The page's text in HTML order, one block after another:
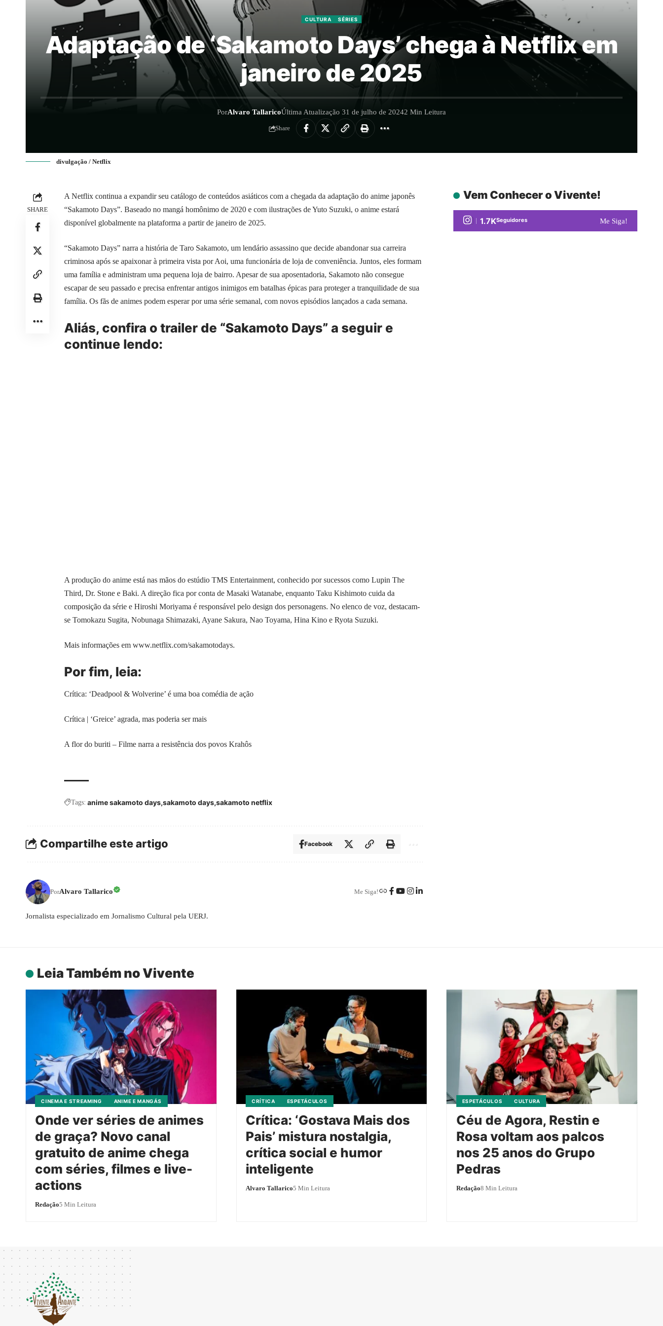
CULTURA SÉRIES
Adaptação de ‘Sakamoto Days’ chega à Netflix em
janeiro de 2025
PorAlvaro TallaricoÚltima Atualização 31 de julho de 20242 Min Leitura
Share
divulgação / Netflix
SHARE
A Netflix continua a expandir seu catálogo de conteúdos asiáticos com a chegada da adaptação do anime japonês
“Sakamoto Days”. Baseado no mangá homônimo de 2020 e com ilustrações de Yuto Suzuki, o anime estará
disponível globalmente na plataforma a partir de janeiro de 2025.
“Sakamoto Days” narra a história de Taro Sakamoto, um lendário assassino que decide abandonar sua carreira
criminosa após se apaixonar à primeira vista por Aoi, uma funcionária de loja de conveniência. Juntos, eles formam
uma família e administram uma pequena loja de bairro. Apesar de sua aposentadoria, Sakamoto não consegue
escapar de seu passado e precisa enfrentar antigos inimigos em batalhas épicas para proteger a tranquilidade de sua
família. Os fãs de animes podem esperar por uma série semanal, com novos episódios lançados a cada semana.
Aliás, confira o trailer de “Sakamoto Days” a seguir e
continue lendo:
A produção do anime está nas mãos do estúdio TMS Entertainment, conhecido por sucessos como Lupin The
Third, Dr. Stone e Baki. A direção fica por conta de Masaki Watanabe, enquanto Taku Kishimoto cuida da
composição da série e Hiroshi Moriyama é responsável pelo design dos personagens. No elenco de voz, destacam-
se Tomokazu Sugita, Nobunaga Shimazaki, Ayane Sakura, Nao Toyama, Hina Kino e Ryota Suzuki.
Mais informações em www.netflix.com/sakamotodays.
Por fim, leia:
Crítica: ‘Deadpool & Wolverine’ é uma boa comédia de ação
Crítica | ‘Greice’ agrada, mas poderia ser mais
A flor do buriti – Filme narra a resistência dos povos Krahôs
Tags: anime sakamoto days sakamoto days sakamoto netflix
Compartilhe este artigo Facebook
PorAlvaro Tallarico Me Siga!
Jornalista especializado em Jornalismo Cultural pela UERJ.
Vem Conhecer o Vivente!
1.7KSeguidores Me Siga!
Leia Também no Vivente
CINEMA E STREAMING ANIME E MANGÁS
Onde ver séries de animes
de graça? Novo canal
gratuito de anime chega
com séries, filmes e live-
actions
Redação5 Min Leitura
CRÍTICA ESPETÁCULOS
Crítica: ‘Gostava Mais dos
Pais’ mistura nostalgia,
crítica social e humor
inteligente
Alvaro Tallarico5 Min Leitura
ESPETÁCULOS CULTURA
Céu de Agora, Restin e
Rosa voltam aos palcos
nos 25 anos do Grupo
Pedras
Redação8 Min Leitura